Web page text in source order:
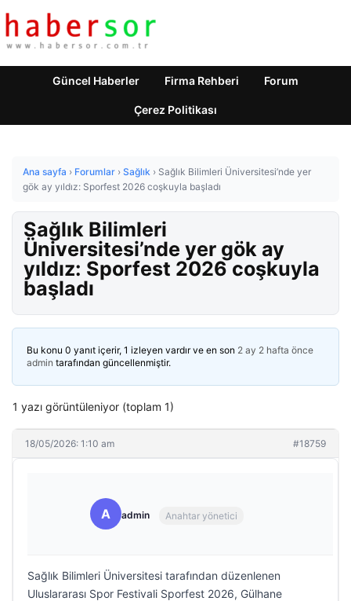
Güncel Haberler Firma Rehberi Forum
Çerez Politikası
Ana sayfa › Forumlar › Sağlık › Sağlık Bilimleri Üniversitesi’nde yer
gök ay yıldız: Sporfest 2026 coşkuyla başladı
Sağlık Bilimleri
Üniversitesi’nde yer gök ay
yıldız: Sporfest 2026 coşkuyla
başladı
Bu konu 0 yanıt içerir, 1 izleyen vardır ve en son 2 ay 2 hafta önce
admin tarafından güncellenmiştir.
1 yazı görüntüleniyor (toplam 1)
18/05/2026: 1:10 am #18759
A admin Anahtar yönetici
Sağlık Bilimleri Üniversitesi tarafından düzenlenen
Uluslararası Spor Festivali Sporfest 2026, Gülhane